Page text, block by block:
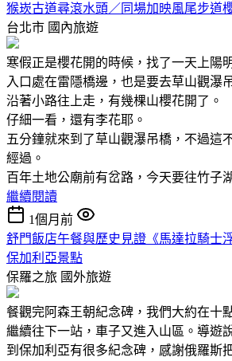
猴崁古道尋滾水頭／同場加映風尾步道
台北市 國內旅遊
寒假正是櫻花開的時候，找了一天上陽
入口處在雷隱橋邊，也是要去草山觀瀑
沿著小路往上走，有幾棵山櫻花開了。
仔細一看，還有李花耶。
五分鐘就來到了草山觀瀑吊橋，不過這
經過。
百年土地公廟前有岔路，今天要往竹子
繼續閱讀
1個月前
舒門飯店午餐與歷史見證《馬達拉騎士
保加利亞景點
保羅之旅 國外旅遊
餐觀完阿森王朝紀念碑，我們大約在十
繼續往下一站，車子又進入山區。導遊
到保加利亞有很多紀念碑，感謝俄羅斯